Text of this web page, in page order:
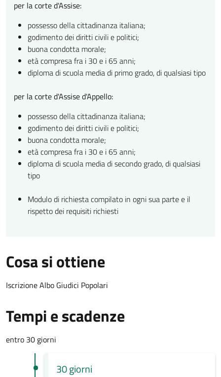
per la corte d'Assise:
possesso della cittadinanza italiana;
godimento dei diritti civili e politici;
buona condotta morale;
età compresa fra i 30 e i 65 anni;
diploma di scuola media di primo grado, di qualsiasi tipo
per la corte d'Assise d'Appello:
possesso della cittadinanza italiana;
godimento dei diritti civili e politici;
buona condotta morale;
età compresa fra i 30 e i 65 anni;
diploma di scuola media di secondo grado, di qualsiasi
tipo
Modulo di richiesta compilato in ogni sua parte e il
rispetto dei requisiti richiesti
Cosa si ottiene
Iscrizione Albo Giudici Popolari
Tempi e scadenze
entro 30 giorni
30 giorni